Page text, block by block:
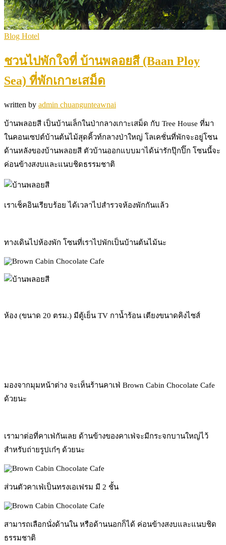
Blog Hotel
ชวนไปพักใจที่ บ้านพลอยสี (Baan Ploy
Sea) ที่พักเกาะเสม็ด
written by admin chuangunteawnai
บ้านพลอยสี เป็นบ้านเล็กในป่ากลางเกาะเสม็ด กับ Tree House ที่มา
ในคอนเซปต์บ้านต้นไม้สุดคิ้วท์กลางป่าใหญ่ โลเคชั่นที่พักจะอยู่โซน
ด้านหลังของบ้านพลอยสี ตัวบ้านออกแบบมาได้น่ารักปุ๊กปิ๊ก โซนนี้จะ
ค่อนข้างสงบและแนบชิดธรรมชาติ
เราเช็คอินเรียบร้อย ได้เวลาไปสำรวจห้องพักกันแล้ว
ทางเดินไปห้องพัก โซนที่เราไปพักเป็นบ้านต้นไม้นะ
ห้อง (ขนาด 20 ตรม.) มีตู้เย็น TV กาน้ำร้อน เตียงขนาดคิงไซส์
มองจากมุมหน้าต่าง จะเห็นร้านคาเฟ่ Brown Cabin Chocolate Cafe
ด้วยนะ
เรามาต่อที่คาเฟ่กันเลย ด้านข้างของคาเฟ่จะมีกระจกบานใหญ่ไว้
สำหรับถ่ายรูปเก๋ๆ ด้วยนะ
ส่วนตัวคาเฟ่เป็นทรงเอเฟรม มี 2 ชั้น
สามารถเลือกนั่งด้านใน หรือด้านนอกก็ได้ ค่อนข้างสงบและแนบชิด
ธรรมชาติ